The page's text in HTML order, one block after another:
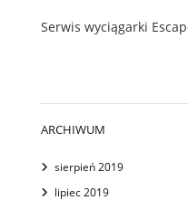
Serwis wyciągarki
ARCHIWUM
sierpień 2019
lipiec 2019